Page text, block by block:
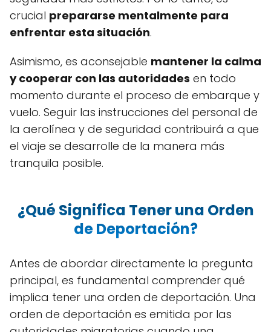
crucial prepararse mentalmente para
enfrentar esta situación.
Asimismo, es aconsejable mantener la calma
y cooperar con las autoridades en todo
momento durante el proceso de embarque y
vuelo. Seguir las instrucciones del personal de
la aerolínea y de seguridad contribuirá a que
el viaje se desarrolle de la manera más
tranquila posible.
¿Qué Significa Tener una Orden
de Deportación?
Antes de abordar directamente la pregunta
principal, es fundamental comprender qué
implica tener una orden de deportación. Una
orden de deportación es emitida por las